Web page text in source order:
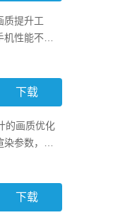
质提升工
性能不足
下载
的画质优化
参数，能
下载